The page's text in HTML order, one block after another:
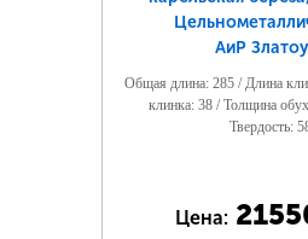
АиР
Общая длина: 285 / Длина
клинка: 38 / Толщина
Твердость:
Цена: